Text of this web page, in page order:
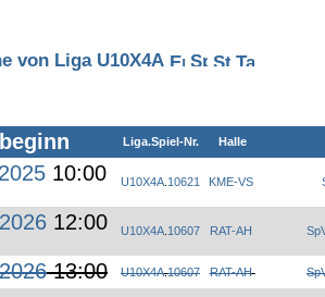
von Liga U10X4A
Liga.Spiel-Nr. Halle
10:00 U10X4A 10621 KME-VS
12:00 U10X4A 10607 RAT-AH
13:00 U10X4A.10607 RAT-AH